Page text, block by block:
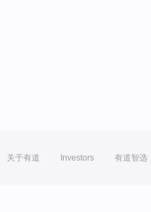
关于有道 Investors 有道智选